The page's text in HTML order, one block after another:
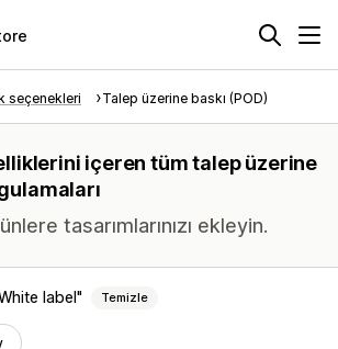
seçenekleri Talep üzerine baskı (POD)
içeren tüm talep üzerine
tasarımlarınızı ekleyin.
label Temizle